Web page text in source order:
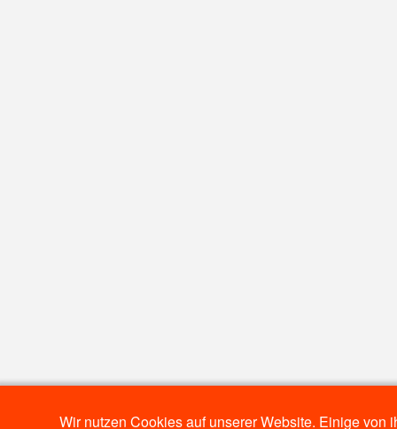
Wir nutzen Cookies auf unserer Website. Einige